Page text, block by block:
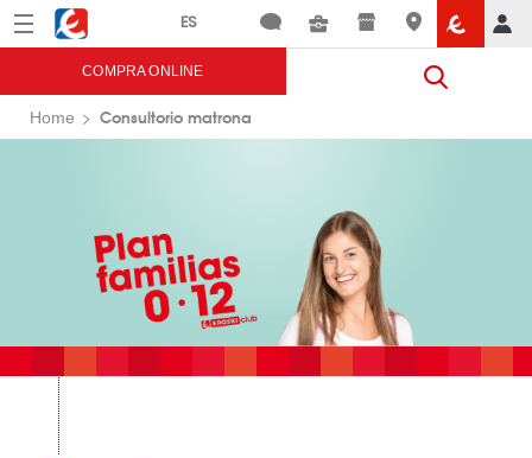
Menú Eroski
COMPRA ONLINE
Home Consultorio matrona